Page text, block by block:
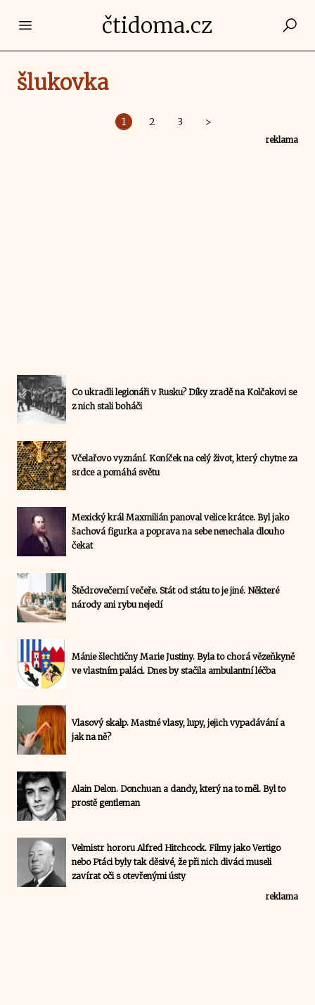
Open main menučtidoma.cz
šlukovka
1 2 3 >
reklama
Co ukradli legionáři v Rusku? Díky zradě na Kolčakovi se
z nich stali boháči
Včelařovo vyznání. Koníček na celý život, který chytne za
srdce a pomáhá světu
Mexický král Maxmilián panoval velice krátce. Byl jako
šachová figurka a poprava na sebe nenechala dlouho
čekat
Štědrovečerní večeře. Stát od státu to je jiné. Některé
národy ani rybu nejedí
Mánie šlechtičny Marie Justiny. Byla to chorá vězeňkyně
ve vlastním paláci. Dnes by stačila ambulantní léčba
Vlasový skalp. Mastné vlasy, lupy, jejich vypadávání a
jak na ně?
Alain Delon. Donchuan a dandy, který na to měl. Byl to
prostě gentleman
Velmistr hororu Alfred Hitchcock. Filmy jako Vertigo
nebo Ptáci byly tak děsivé, že při nich diváci museli
zavírat oči s otevřenými ústy
reklama